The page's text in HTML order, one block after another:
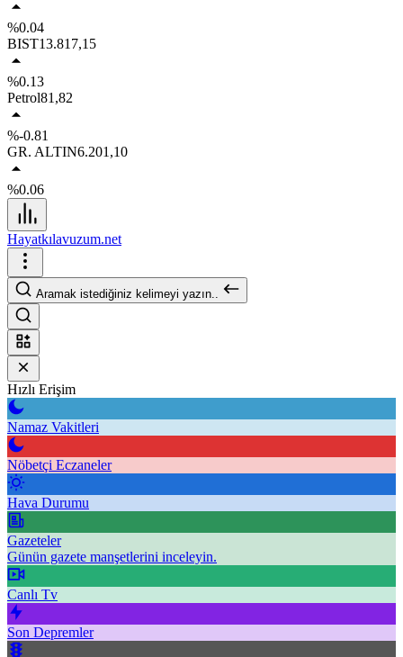
%0.04
BIST13.817,15
%0.13
Petrol81,82
%-0.81
GR. ALTIN6.201,10
%0.06
Hayatkılavuzum.net
Aramak istediğiniz kelimeyi yazın..
Hızlı Erişim
Namaz Vakitleri
Nöbetçi Eczaneler
Hava Durumu
Gazeteler
Günün gazete manşetlerini inceleyin.
Canlı Tv
Son Depremler